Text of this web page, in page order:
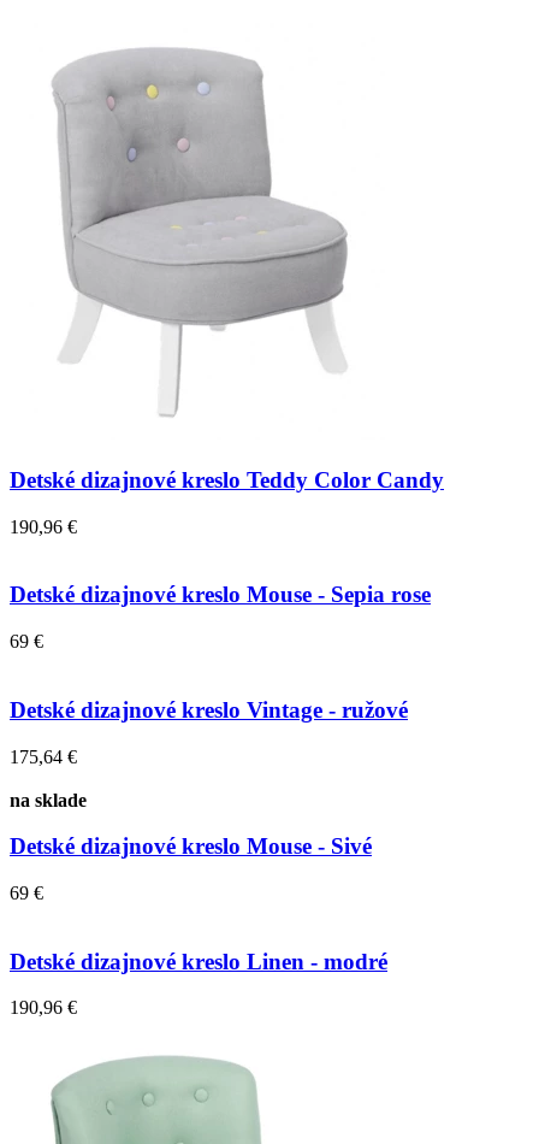
Detské dizajnové kreslo Teddy Color Candy
190,96 €
Detské dizajnové kreslo Mouse - Sepia rose
69 €
Detské dizajnové kreslo Vintage - ružové
175,64 €
na sklade
Detské dizajnové kreslo Mouse - Sivé
69 €
Detské dizajnové kreslo Linen - modré
190,96 €